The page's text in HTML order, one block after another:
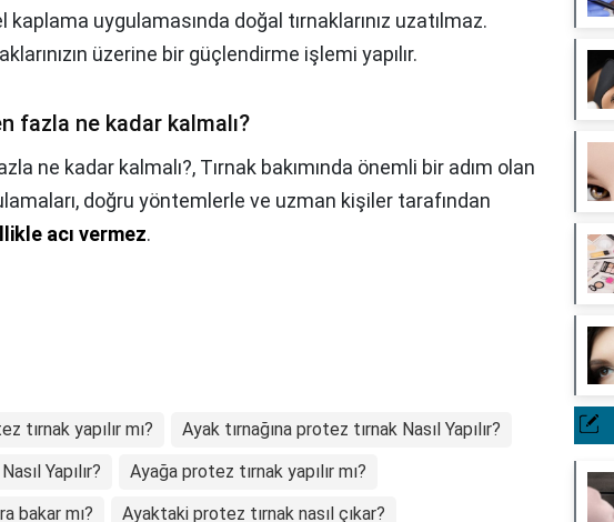
kaplama uygulamasında doğal tırnaklarınız uzatılmaz.
üzerine bir güçlendirme işlemi yapılır.
fazla ne kadar kalmalı?
ne kadar kalmalı?, Tırnak bakımında önemli bir adım olan
doğru yöntemlerle ve uzman kişiler tarafından
acı vermez.
tırnak yapılır mı?
Ayak tırnağına protez tırnak Nasıl Yapılır?
Yapılır?
Ayağa protez tırnak yapılır mı?
bakar mı?
Ayaktaki protez tırnak nasıl çıkar?